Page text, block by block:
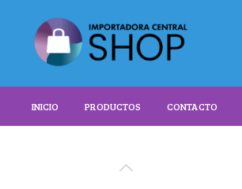
INICIO PRODUCTOS CONTACTO